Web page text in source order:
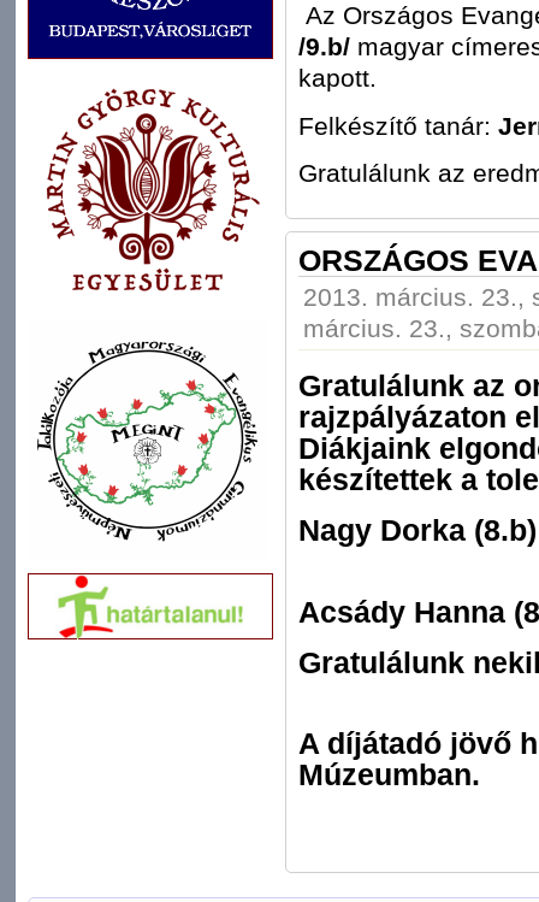
Az Országos
/9.b/ magyar
kapott.
Felkészítő tanár:
Gratulálunk az
ORSZÁGOS
2013. március. 23.,
március. 23.,
Gratulálunk az
rajzpályázaton
Diákjaink
készítettek a
Nagy Dorka
Acsády Hanna
Gratulálunk
A díjátadó jövő
Múzeumban.